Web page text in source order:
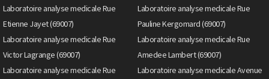
Laboratoire analyse medicale Rue
Etienne Jayet (69007)
Laboratoire analyse medicale Rue
Pauline Kergomard (69007)
Laboratoire analyse medicale Rue
Victor Lagrange (69007)
Laboratoire analyse medicale Rue
Amedee Lambert (69007)
Laboratoire analyse medicale Rue
Laboratoire analyse medicale Avenue